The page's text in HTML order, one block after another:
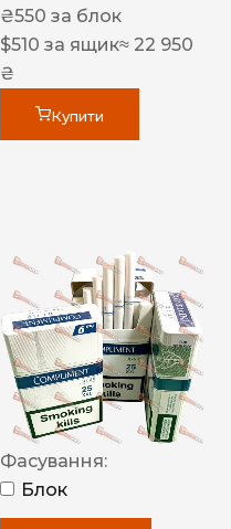
₴550 за блок
$510 за ящик≈ 22 950
₴
Купити
Фасування:
Блок